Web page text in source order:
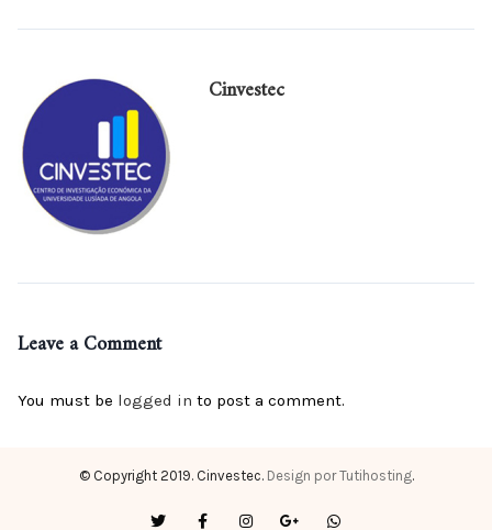
Cinvestec
Leave a Comment
You must be logged in to post a comment.
© Copyright 2019. Cinvestec. Design por Tutihosting.